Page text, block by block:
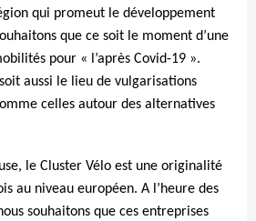
qui promeut le développement
que ce soit le moment d’une
pour « l’après Covid-19 ».
aussi le lieu de vulgarisations
celles autour des alternatives
le Cluster Vélo est une originalité
au niveau européen. A l’heure des
souhaitons que ces entreprises